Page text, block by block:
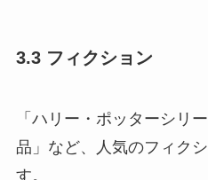
3.3 フィクション
「ハリー・ポッターシリ
品」など、人気のフィク
す。